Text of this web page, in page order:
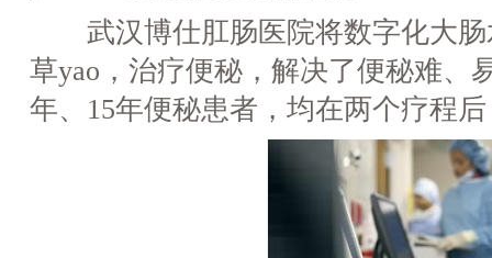
武汉博仕肛肠医院将数字化大肠
草yao，治疗便秘，解决了便秘难、
年、15年便秘患者，均在两个疗程